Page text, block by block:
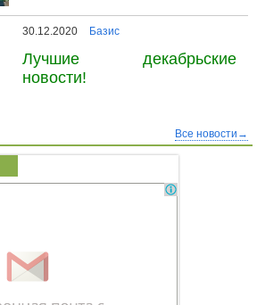
30.12.2020 Базис
Лучшие декабрьские
новости!
Все новости→